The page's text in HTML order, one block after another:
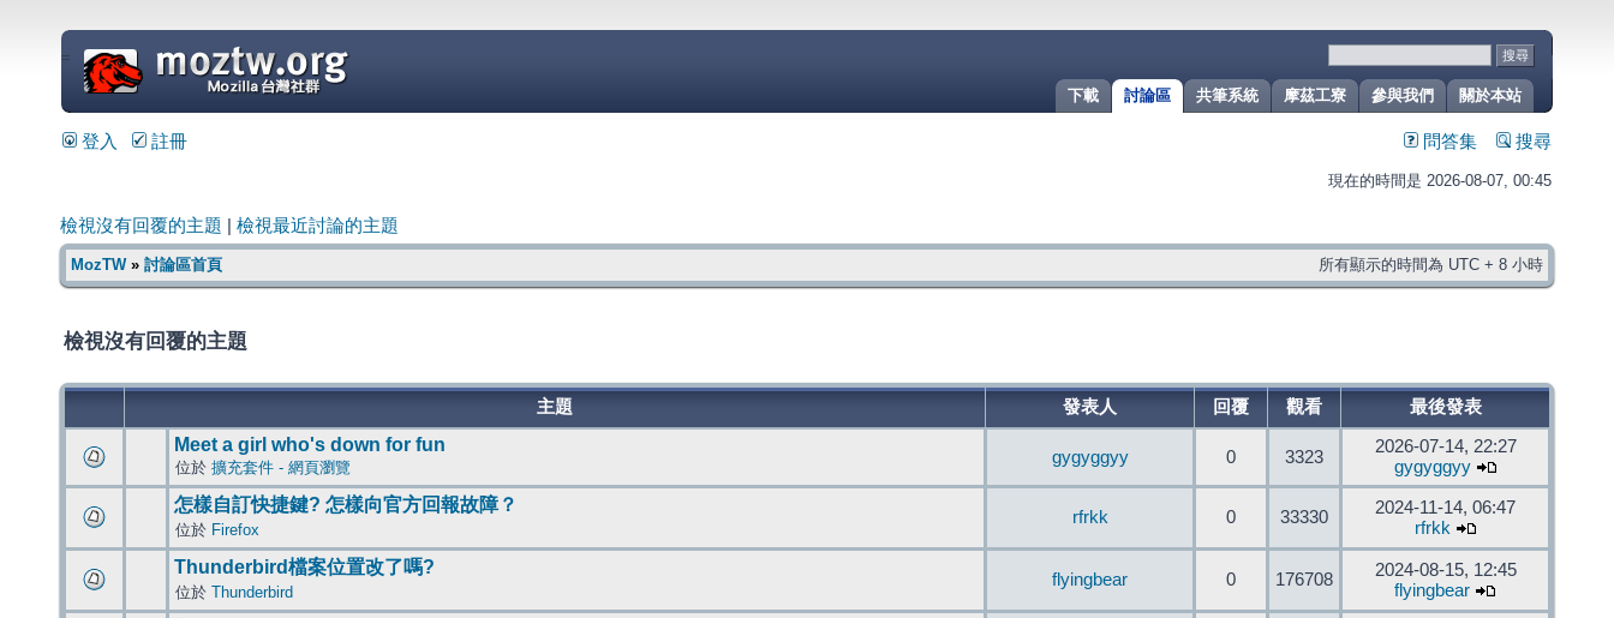
關於本站
參與我們
摩茲工寮
共筆系統
討論區
下載
=
登入 註冊 問答集 搜尋
現在的時間是 2026-08-07, 00:45
檢視沒有回覆的主題 檢視最近討論的主題
MozTW» 討論區首頁 所有顯示的時間為 UTC + 8 小時
檢視沒有回覆的主題
主題 發表人 回覆 觀看 最後發表
Meet a girl who's down for fun
位於 擴充套件 - 網頁瀏覽
gygyggyy 0 3323
2026-07-14, 22:27
gygyggyy
怎樣自訂快捷鍵? 怎樣向官方回報故障？
位於 Firefox
rfrkk 0 33330
2024-11-14, 06:47
rfrkk
Thunderbird檔案位置改了嗎?
位於 Thunderbird
flyingbear 0 176708
2024-08-15, 12:45
flyingbear